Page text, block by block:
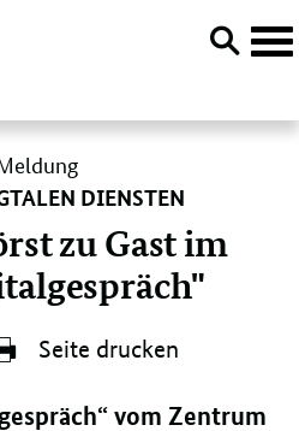
DIENSTEN
zu Gast im
Seite drucken
vom Zentrum